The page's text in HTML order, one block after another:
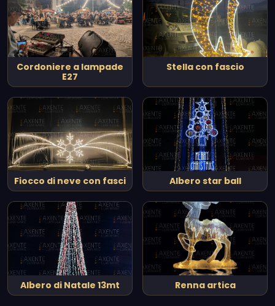
Cordoniere a lampade
E27
Stella con fascio
Fiocco di neve con fasci Albero star ball
Albero di Natale 13mt Renna artica